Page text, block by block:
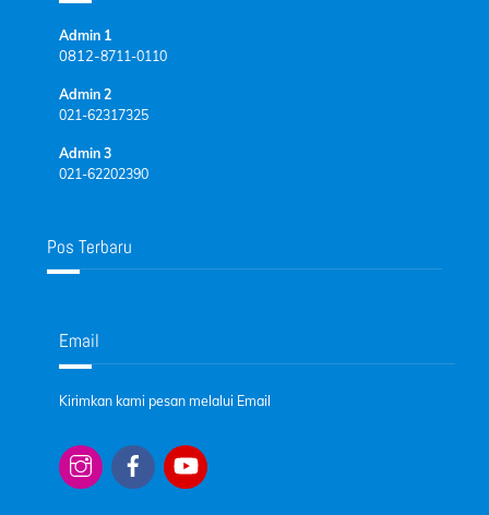
Admin 1
0812-8711-0110
Admin 2
021-62317325
Admin 3
021-62202390
Pos Terbaru
Email
Kirimkan kami pesan melalui Email